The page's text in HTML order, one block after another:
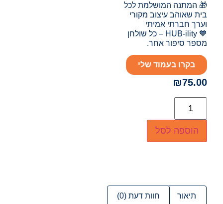
🎁 המתנה המושלמת לכל
בית שאוהב עיצוב מקורי
וערך חברתי אמיתי
💙 HUB-ility – כל שולחן
מספר סיפור אחר.
בקרו בעמוד שלי
₪75.00
הוספה לסל
תיאור חוות דעת (0)